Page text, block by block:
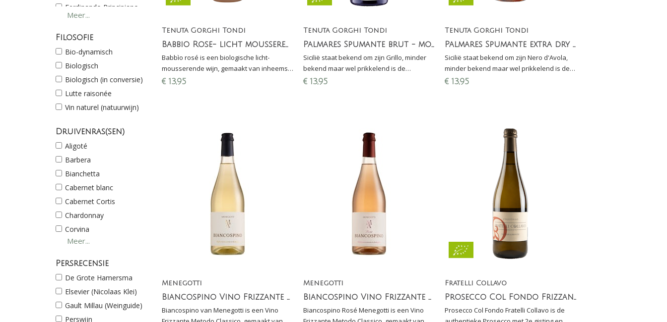
Ferdinando Principiano
Fratelli Collavo
Julien Thurel - Ciders
Menegotti
Monte Tondo
Tenuta Gorghi Tondi
Weingut Porzelt
Meer...
Filosofie
Bio-dynamisch
Biologisch
Biologisch (in conversie)
Lutte raisonée
Vin naturel (natuurwijn)
Druivenras(sen)
Aligoté
Barbera
Bianchetta
Cabernet blanc
Cabernet Cortis
Chardonnay
Corvina
Damaschino
Garganega
Gewürztraminer
Meer...
Persrecensie
De Grote Hamersma
Elsevier (Nicolaas Klei)
Gault Millau (Weinguide)
Perswijn
Tenuta Gorghi Tondi
Babbio Rose- licht mousserende rosé
Babbìo rosé is een biologische licht-
mousserende wijn, gemaakt van inheemse
druiven van Sicilië: Frappato, Nerello
€13,95
Tenuta Gorghi Tondi
Palmares Spumante brut - mousserende grillo
Sicilië staat bekend om zijn Grillo, minder
bekend maar wel prikkelend is de
mousserende wijn gemaakt van 100%
€13,95
Tenuta Gorghi Tondi
Palmares Spumante extra dry - mousserende rosé
Sicilië staat bekend om zijn Nero d'Avola,
minder bekend maar wel prikkelend is de
mousserende rosé gemaakt van 100%
€13,95
Menegotti
Biancospino Vino Frizzante Bianco
Biancospino van Menegotti is een Vino
Menegotti
Biancospino Vino Frizzante Rosé
Biancospino Rosé Menegotti is een Vino
Fratelli Collavo
Prosecco Col Fondo Frizzante Naturalmente Fratelli Collavo Biologisch
Prosecco Col Fondo Fratelli Collavo is de